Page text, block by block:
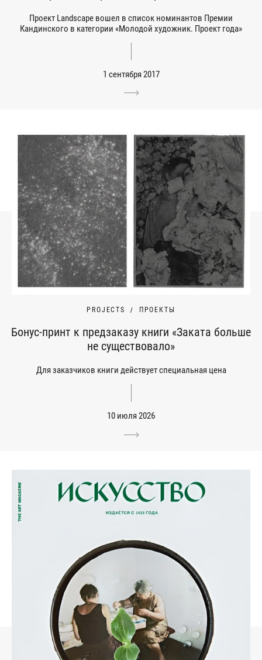
Проект Landscape вошел в список номинантов Премии
Кандинского в категории «Молодой художник. Проект года»
1 сентября 2017
PROJECTS ПРОЕКТЫ
Бонус-принт к предзаказу книги «Заката больше
не существовало»
Для заказчиков книги действует специальная цена
10 июля 2026